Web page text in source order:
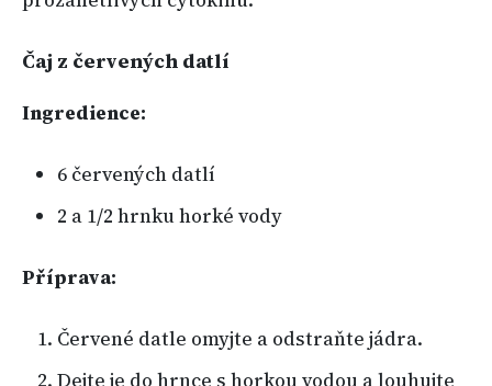
Čaj z červených datlí
Ingredience:
6 červených datlí
2 a 1/2 hrnku horké vody
Příprava:
Červené datle omyjte a odstraňte jádra.
Dejte je do hrnce s horkou vodou a louhujte